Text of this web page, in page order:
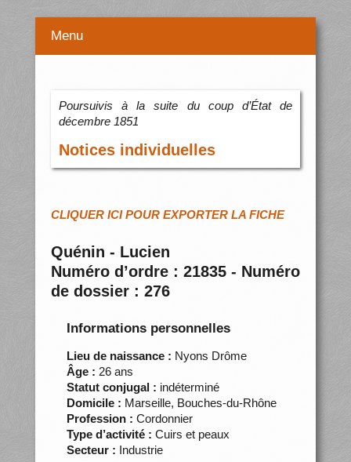
Menu
Poursuivis à la suite du coup d’État de
décembre 1851
Notices individuelles
CLIQUER ICI POUR EXPORTER LA FICHE
Quénin - Lucien
Numéro d’ordre : 21835 - Numéro
de dossier : 276
Informations personnelles
Lieu de naissance : Nyons Drôme
Âge : 26 ans
Statut conjugal : indéterminé
Domicile : Marseille, Bouches-du-Rhône
Profession : Cordonnier
Type d’activité : Cuirs et peaux
Secteur : Industrie